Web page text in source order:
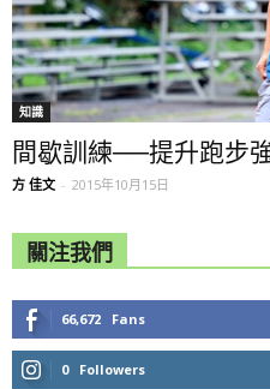
知識
間歇訓練──提升跑步
方 佳文 - 2015年10月15日
關注我們
66,672 Fans
0 Followers